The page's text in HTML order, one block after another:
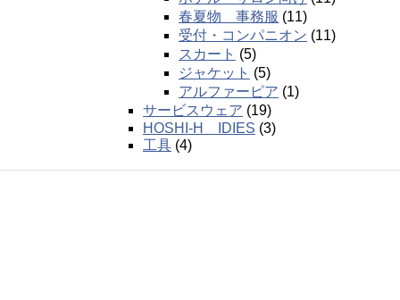
春夏物 事務服 (11)
受付・コンパニオン (11)
スカート (5)
ジャケット (5)
アルファーピア (1)
サービスウェア (19)
HOSHI-H IDIES (3)
工具 (4)